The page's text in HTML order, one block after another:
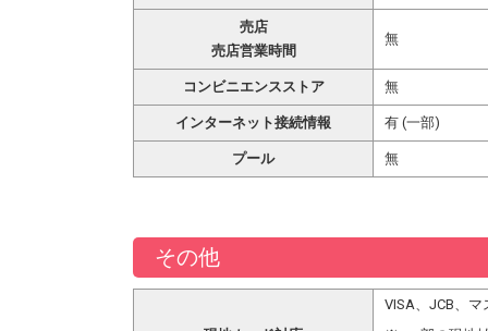
売店
売店営業時間
無
コンビニエンスストア 無
インターネット接続情報 有 (一部)
プール 無
その他
VISA、JCB、マ